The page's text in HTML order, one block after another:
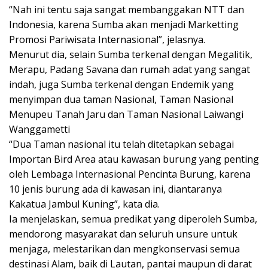
“Nah ini tentu saja sangat membanggakan NTT dan
Indonesia, karena Sumba akan menjadi Marketting
Promosi Pariwisata Internasional”, jelasnya.
Menurut dia, selain Sumba terkenal dengan Megalitik,
Merapu, Padang Savana dan rumah adat yang sangat
indah, juga Sumba terkenal dengan Endemik yang
menyimpan dua taman Nasional, Taman Nasional
Menupeu Tanah Jaru dan Taman Nasional Laiwangi
Wanggametti
“Dua Taman nasional itu telah ditetapkan sebagai
Importan Bird Area atau kawasan burung yang penting
oleh Lembaga Internasional Pencinta Burung, karena
10 jenis burung ada di kawasan ini, diantaranya
Kakatua Jambul Kuning”, kata dia.
Ia menjelaskan, semua predikat yang diperoleh Sumba,
mendorong masyarakat dan seluruh unsure untuk
menjaga, melestarikan dan mengkonservasi semua
destinasi Alam, baik di Lautan, pantai maupun di darat